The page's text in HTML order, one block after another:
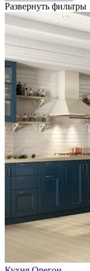
Развернуть фильтры